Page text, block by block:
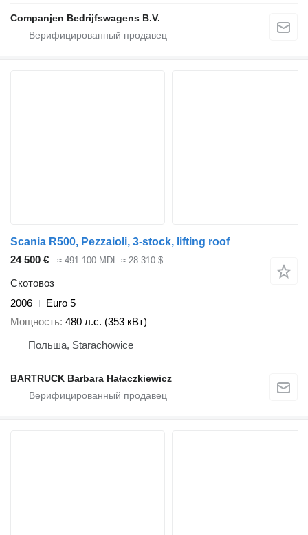
Companjen Bedrijfswagens B.V.
Scania R500, Pezzaioli, 3-stock, lifting roof
24 500 €
≈ 491 100 MDL ≈ 28 310 $
Скотовоз
2006
Euro 5
Мощность 480 л.с. (353 кВт)
Польша, Starachowice
BARTRUCK Barbara Hałaczkiewicz